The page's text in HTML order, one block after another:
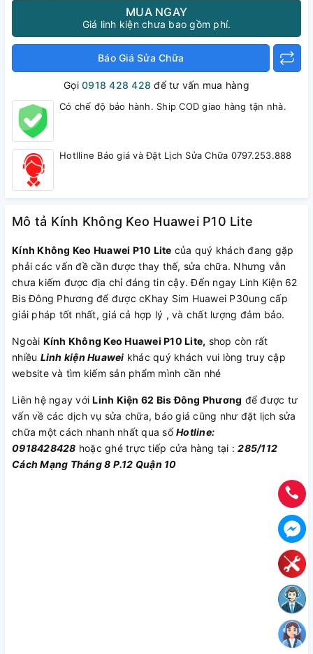
MUA NGAY
Giá linh kiện chưa bao gồm phí.
Báo Giá Sửa Chữa
Gọi0918 428 428 để tư vấn mua hàng
Có chế độ bảo hành. Ship COD giao hàng tận nhà.
Hotlline Báo giá và Đặt Lịch Sửa Chữa 0797.253.888
Mô tả Kính Không Keo Huawei P10 Lite
Kính Không Keo Huawei P10 Lite của quý khách đang gặp
phải các vấn đề cần được thay thế, sửa chữa. Nhưng vẫn
chưa kiếm được địa chỉ đáng tin cậy. Đến ngay Linh Kiện 62
Bis Đông Phương để được cKhay Sim Huawei P30ung cấp
giải pháp tốt nhất, giá cả hợp lý , và chất lượng đảm bảo.
Ngoài Kính Không Keo Huawei P10 Lite, shop còn rất
nhiều Linh kiện Huawei khác quý khách vui lòng truy cập
website và tìm kiếm sản phẩm mình cần nhé
Liên hệ ngay vớiLinh Kiện 62 Bis Đông Phương để được tư
vấn về các dịch vụ sửa chữa, báo giá cũng như đặt lịch sửa
chữa một cách nhanh nhất qua sốHotline:
0918428428 hoặc ghé trực tiếp cửa hàng tại :285/112
Cách Mạng Tháng 8 P.12 Quận 10